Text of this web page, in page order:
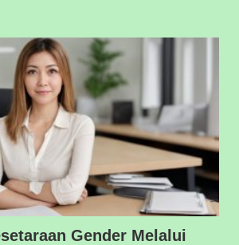
Gender Melalui